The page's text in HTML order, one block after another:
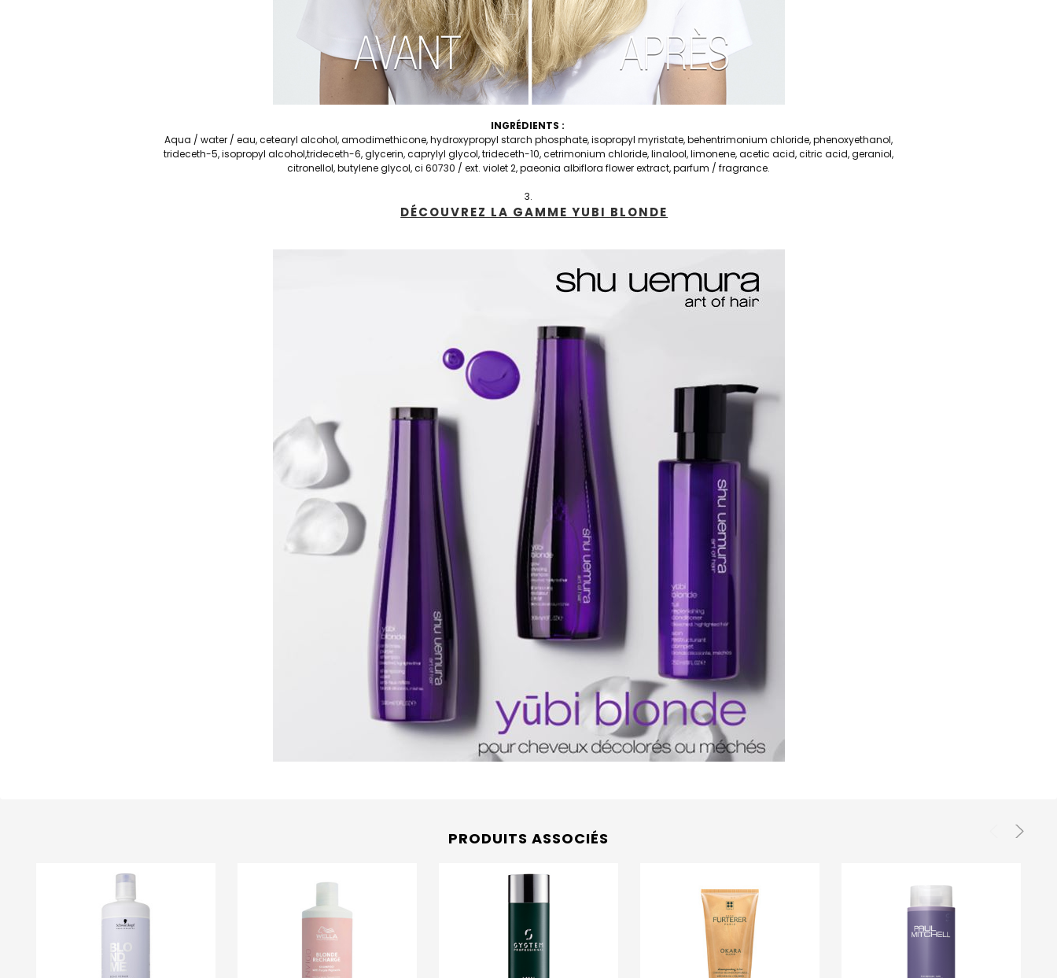
INGRÉDIENTS :
Aqua / water / eau, cetearyl alcohol, amodimethicone, hydroxypropyl starch phosphate, isopropyl myristate, behentrimonium chloride, phenoxyethanol,
trideceth-5, isopropyl alcohol,trideceth-6, glycerin, caprylyl glycol, trideceth-10, cetrimonium chloride, linalool, limonene, acetic acid, citric acid, geraniol,
citronellol, butylene glycol, ci 60730 / ext. violet 2, paeonia albiflora flower extract, parfum / fragrance.
DÉCOUVREZ LA GAMME YUBI BLONDE
PRODUITS ASSOCIÉS